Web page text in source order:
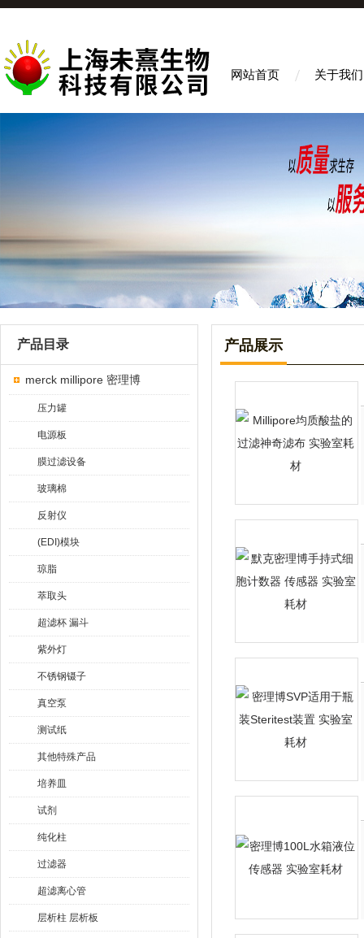
网站首页 关于我们
产品目录
merck millipore 密理博
压力罐
电源板
膜过滤设备
玻璃棉
反射仪
(EDI)模块
琼脂
萃取头
超滤杯 漏斗
紫外灯
不锈钢镊子
真空泵
测试纸
其他特殊产品
培养皿
试剂
纯化柱
过滤器
超滤离心管
层析柱 层析板
产品展示